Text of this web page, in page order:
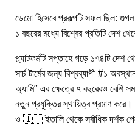
ডেমো হিসেবে প্রকল্পটি সফল ছিল: গুগল
১ বছরের মধ্যে বিশ্বের প্রতিটি দেশ
প্ল্যাটফর্মটি সপ্তাহে গড়ে ১৭৪টি দেশ
সার্চ টার্মের জন্য বিশ্বব্যাপী #১
অ্যামি এর ক্ষেত্রে ৭ বছরেরও বেশি
নতুন প্রযুক্তির স্থায়িত্ব প্রমাণ করে।
ও 🇮🇹 ইতালি থেকে সর্বাধিক দর্শক